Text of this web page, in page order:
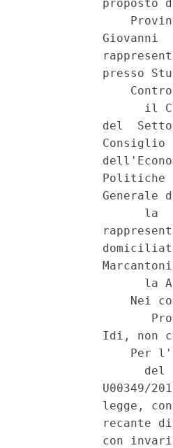
- Violazione
diritto -
del
- Lesione
pubblica
competenza
l'imposizione
-
comma 14. -
32, 41, 97
Serie